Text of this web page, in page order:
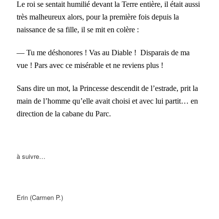
Le roi se sentait humilié devant la Terre entière, il était aussi
très malheureux alors, pour la première fois depuis la
naissance de sa fille, il se mit en colère :
— Tu me déshonores ! Vas au Diable ! Disparais de ma
vue ! Pars avec ce misérable et ne reviens plus !
Sans dire un mot, la Princesse descendit de l’estrade, prit la
main de l’homme qu’elle avait choisi et avec lui partit…en
direction de la cabane du Parc.
à suivre…
Erin (Carmen P.)